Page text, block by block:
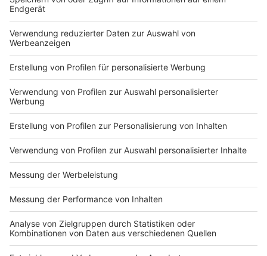
Du hast dir noch keine Artikel gemerkt
Markiere sie hierfür mit einem
Impressum
Nutzungsbedingungen
Jobs
Kontakt
Studio-Hotline
Newsletter